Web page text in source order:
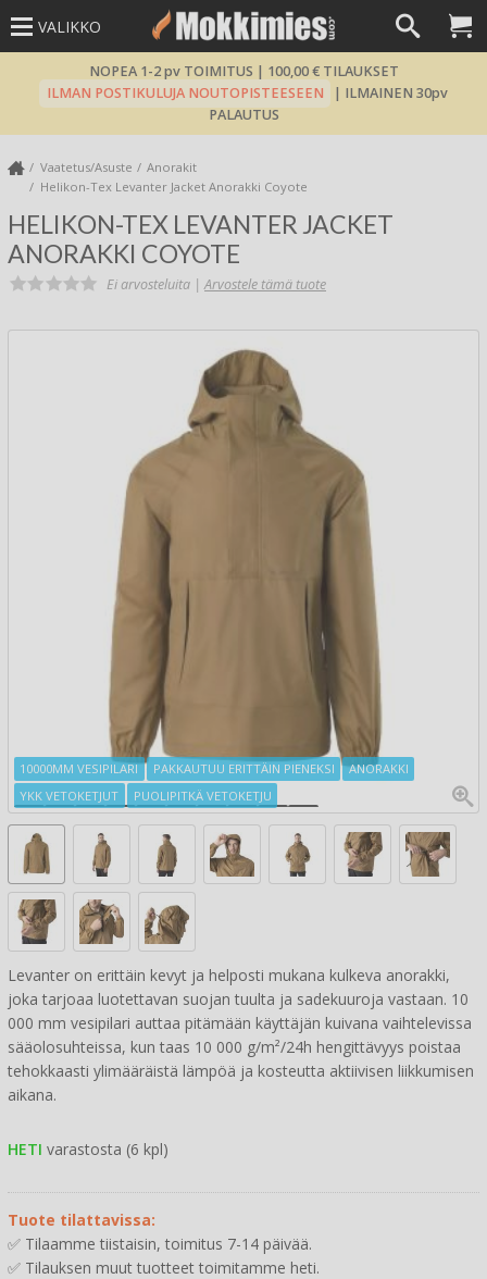
VALIKKO
NOPEA 1-2 pv TOIMITUS | 100,00 € TILAUKSET
ILMAN POSTIKULUJA NOUTOPISTEESEEN
| ILMAINEN 30pv
PALAUTUS
Vaatetus/Asuste
Anorakit
Helikon-Tex Levanter Jacket Anorakki Coyote
HELIKON-TEX LEVANTER JACKET
ANORAKKI COYOTE
Ei arvosteluita |Arvostele tämä tuote
10000MM VESIPILARI PAKKAUTUU ERITTÄIN PIENEKSI
ANORAKKI
YKK VETOKETJUT
PUOLIPITKÄ VETOKETJU
Levanter on erittäin kevyt ja helposti mukana kulkeva anorakki,
joka tarjoaa luotettavan suojan tuulta ja sadekuuroja vastaan. 10
000 mm vesipilari auttaa pitämään käyttäjän kuivana vaihtelevissa
sääolosuhteissa, kun taas 10 000 g/m²/24h hengittävyys poistaa
tehokkaasti ylimääräistä lämpöä ja kosteutta aktiivisen liikkumisen
aikana.
HETI varastosta (6 kpl)
Tuote tilattavissa:
✅ Tilaamme tiistaisin, toimitus 7-14 päivää.
✅ Tilauksen muut tuotteet toimitamme heti.